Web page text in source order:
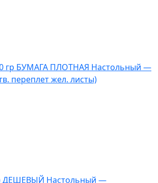
гр БУМАГА ПЛОТНАЯ Настольный —
переплет жел. листы)